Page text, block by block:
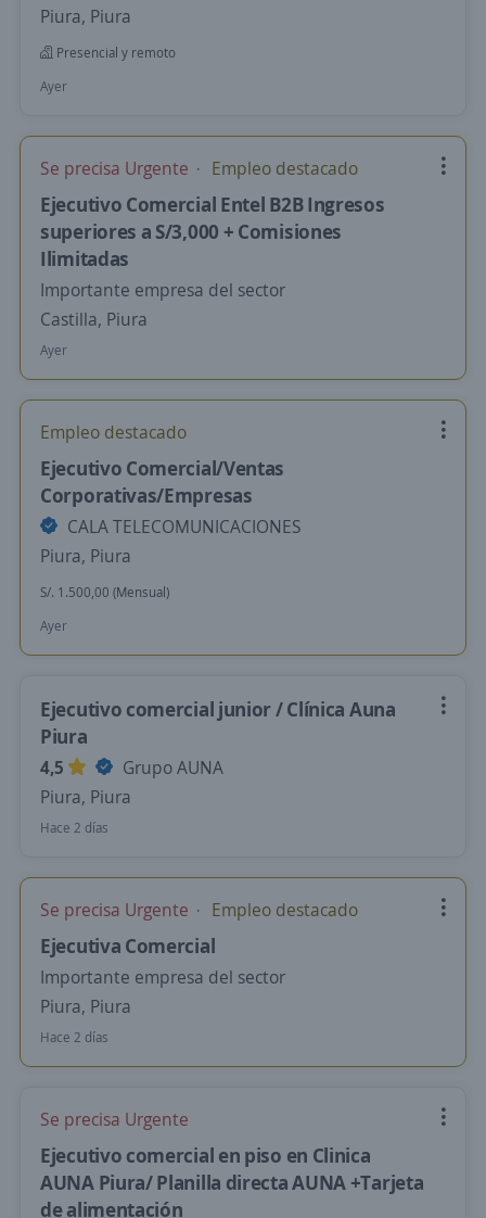
Piura, Piura
Presencial y remoto
Ayer
Se precisa Urgente Empleo destacado
Ejecutivo Comercial Entel B2B Ingresos
superiores a S/3,000 + Comisiones
Ilimitadas
Importante empresa del sector
Castilla, Piura
Ayer
Empleo destacado
Ejecutivo Comercial/Ventas
Corporativas/Empresas
CALA TELECOMUNICACIONES
Piura, Piura
S/. 1.500,00 (Mensual)
Ayer
Ejecutivo comercial junior / Clínica Auna
Piura
4,5
Grupo AUNA
Piura, Piura
Hace 2 días
Se precisa Urgente Empleo destacado
Ejecutiva Comercial
Importante empresa del sector
Piura, Piura
Hace 2 días
Se precisa Urgente
Ejecutivo comercial en piso en Clinica
AUNA Piura/ Planilla directa AUNA +Tarjeta
de alimentación